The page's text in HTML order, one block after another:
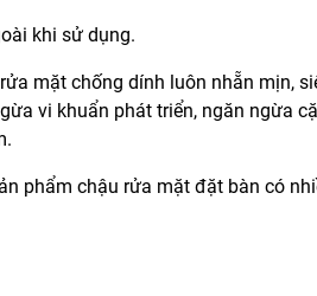
khi sử dụng.
mặt chống dính luôn nhẵn mịn,
vi khuẩn phát triển, ngăn ngừa
phẩm chậu rửa mặt đặt bàn có